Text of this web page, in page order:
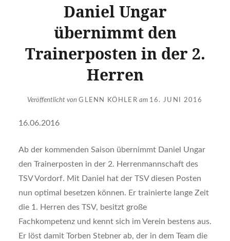
Daniel Ungar
übernimmt den
Trainerposten in der 2.
Herren
Veröffentlicht vonGLENN KÖHLER am 16. JUNI 2016
16.06.2016
Ab der kommenden Saison übernimmt Daniel Ungar
den Trainerposten in der 2. Herrenmannschaft des
TSV Vordorf. Mit Daniel hat der TSV diesen Posten
nun optimal besetzen können. Er trainierte lange Zeit
die 1. Herren des TSV, besitzt große
Fachkompetenz und kennt sich im Verein bestens aus.
Er löst damit Torben Stebner ab, der in dem Team die